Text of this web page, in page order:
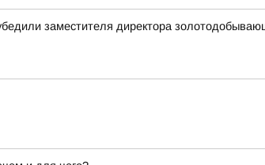
заместителя директора